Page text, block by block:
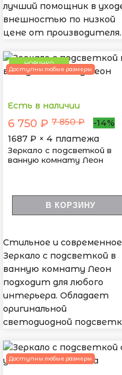
лучший помощник в
внешностью по низкой
цене от производителя.
НОВИНКА
Доступны любые размеры
Есть в наличии
6 750 ₽ 7 850 ₽
-14%
1687 ₽ × 4 платежа
Зеркало с подсветкой в
ванную комнату Леон
В КОРЗИНУ
Стильное и современное
Зеркало с подсветкой в
ванную комнату Леон
подходит для любого
интерьера. Обладает
оригинальной
светодиодной
Доступны любые размеры